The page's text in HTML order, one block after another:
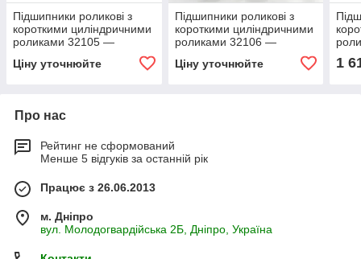
Підшипники роликові з
короткими циліндричними
роликами 32105 —
Ціну уточнюйте
Підшипники роликові з
короткими циліндричними
роликами 32106 —
Ціну уточнюйте 1
Про нас
Рейтинг не сформований
Менше 5 відгуків за останній рік
Працює з 26.06.2013
м. Дніпро
вул. Молодогвардійська 2Б, Дніпро, Україна